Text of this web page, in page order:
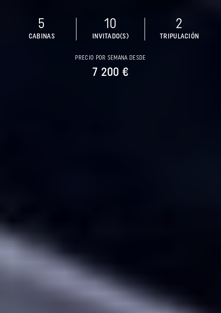
5
CABINAS
10
INVITADO(S)
2
TRIPULACIÓN
PRECIO POR SEMANA DESDE
7 200 €